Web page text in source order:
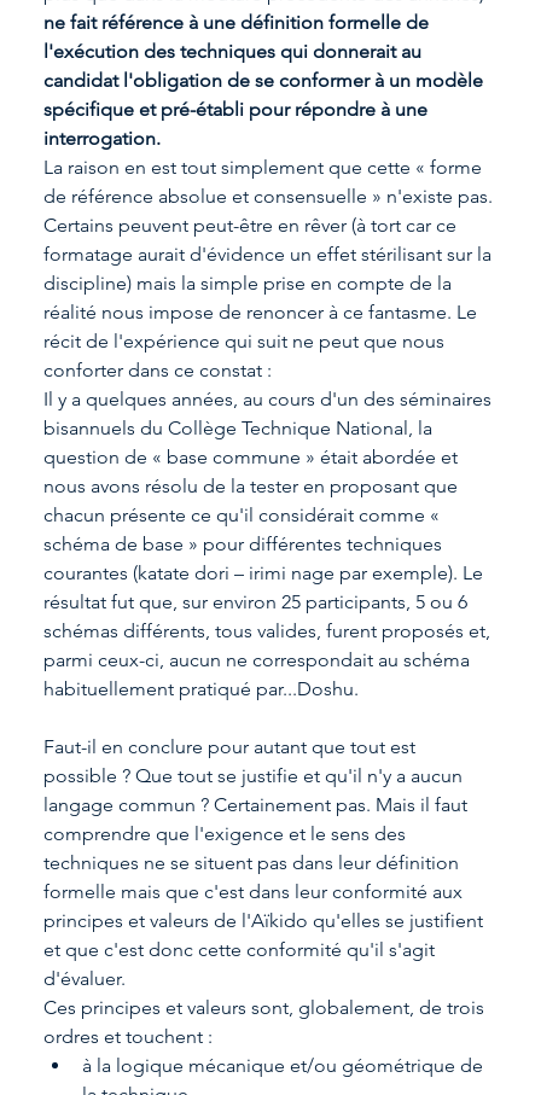
ne fait référence à une définition formelle de
l'exécution des techniques qui donnerait au
candidat l'obligation de se conformer à un modèle
spécifique et pré-établi pour répondre à une
interrogation.
La raison en est tout simplement que cette « forme
de référence absolue et consensuelle » n'existe pas.
Certains peuvent peut-être en rêver (à tort car ce
formatage aurait d'évidence un effet stérilisant sur la
discipline) mais la simple prise en compte de la
réalité nous impose de renoncer à ce fantasme. Le
récit de l'expérience qui suit ne peut que nous
conforter dans ce constat :
Il y a quelques années, au cours d'un des séminaires
bisannuels du Collège Technique National, la
question de « base commune » était abordée et
nous avons résolu de la tester en proposant que
chacun présente ce qu'il considérait comme «
schéma de base » pour différentes techniques
courantes (katate dori – irimi nage par exemple). Le
résultat fut que, sur environ 25 participants, 5 ou 6
schémas différents, tous valides, furent proposés et,
parmi ceux-ci, aucun ne correspondait au schéma
habituellement pratiqué par...Doshu.
Faut-il en conclure pour autant que tout est
possible ? Que tout se justifie et qu'il n'y a aucun
langage commun ? Certainement pas. Mais il faut
comprendre que l'exigence et le sens des
techniques ne se situent pas dans leur définition
formelle mais que c'est dans leur conformité aux
principes et valeurs de l'Aïkido qu'elles se justifient
et que c'est donc cette conformité qu'il s'agit
d'évaluer.
Ces principes et valeurs sont, globalement, de trois
ordres et touchent :
à la logique mécanique et/ou géométrique de